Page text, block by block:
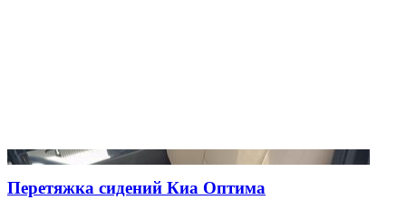
Перетяжка сидений Киа Оптима